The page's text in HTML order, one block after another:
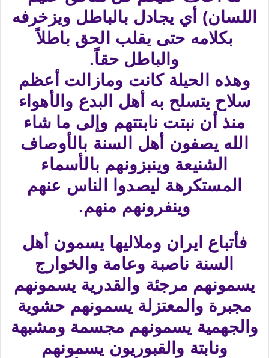
اللسان) أي يجادل بالباطل ويزخرفه
بكلامه حتى يقلب الحق باطلاً
والباطل حقاً.
وهذه الحيلة كانت ومازالت أعظم
سلاح يتسلح به أهل البدع والأهواء
منذ أن نبتت نابتتهم وإلى ما شاء
الله يصفون أهل السنة بالأوصاف
الشنيعة وينبزونهم بالأسماء
المستكرهة ليصدوا الناس عنهم
وينفرونهم منهم.
فأتباع ايران وملاليها يسمون أهل
السنة ناصبة وعامة والخوارج
يسمونهم مرجئة والقدرية يسمونهم
مجبرة والمعتزلة يسمونهم حشوية
والجهمية يسمونهم مجسمة ومشبهة
ونابتة والقبوريون يسمونهم